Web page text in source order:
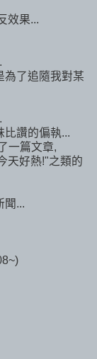
效果...
為了追隨我對某
比讚的偏執...
一篇文章,
天好熱!"之類的
聞...